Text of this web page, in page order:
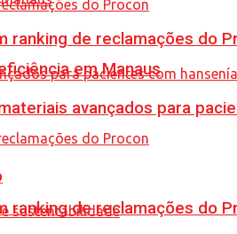
em Manaus
ranking de reclamações do
ranking de reclamações do
avançados para